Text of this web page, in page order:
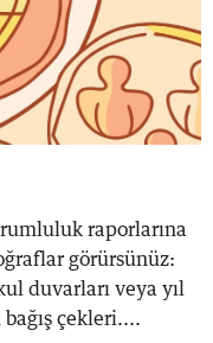
raporlarına
görürsünüz:
duvarları veya yıl
çekleri....